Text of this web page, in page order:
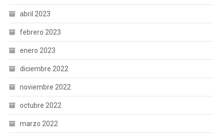
abril 2023
febrero 2023
enero 2023
diciembre 2022
noviembre 2022
octubre 2022
marzo 2022